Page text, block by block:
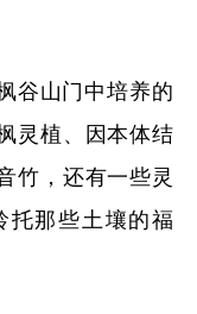
谷山门中培养的
灵植、因本体结
竹，还有一些灵
托那些土壤的福